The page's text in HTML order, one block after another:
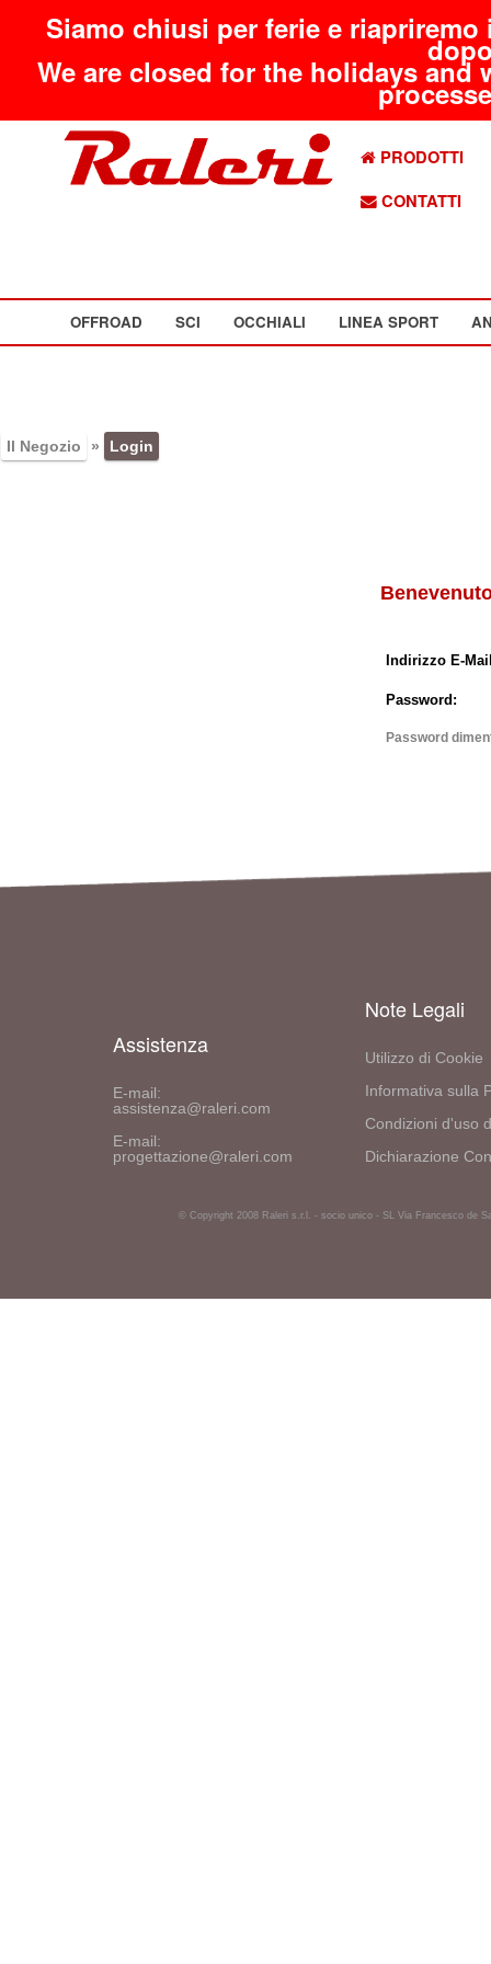
Siamo chiusi per ferie e
We are closed for the holidays
PRODOTTI
CONTATTI
OFFROAD SCI OCCHIALI LINEA SPORT
Il Negozio » Login
Indirizzo E-
Password:
Password
Assistenza
E-mail:
assistenza@raleri.com
E-mail:
progettazione@raleri.com
Note Legali
Utilizzo di Cookie
Informativa sulla
Condizioni d'uso
Dichiarazione
© Copyright 2008 Raleri s.r.l. - socio unico - SL Via Francesco de